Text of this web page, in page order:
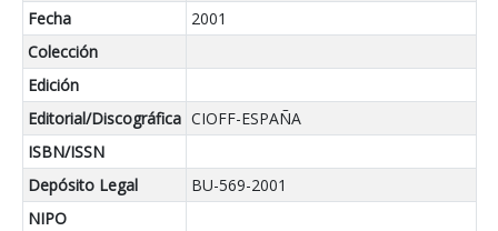
Fecha
2001
Colección
Edición
Editorial/Discográfica CIOFF-ESPAÑA
ISBN/ISSN
Depósito Legal
BU-569-2001
NIPO